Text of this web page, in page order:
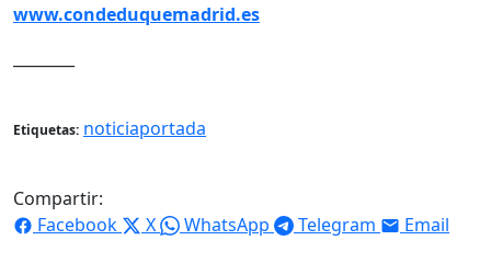
www.condeduquemadrid.es
Etiquetas: noticiaportada
Compartir:
Facebook
X WhatsApp Telegram Email